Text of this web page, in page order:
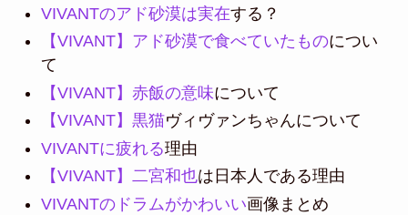
VIVANTのアド砂漠は実在する？
【VIVANT】アド砂漠で食べていたものについ
て
【VIVANT】赤飯の意味について
【VIVANT】黒猫ヴィヴァンちゃんについて
VIVANTに疲れる理由
【VIVANT】二宮和也は日本人である理由
VIVANTのドラムがかわいい画像まとめ